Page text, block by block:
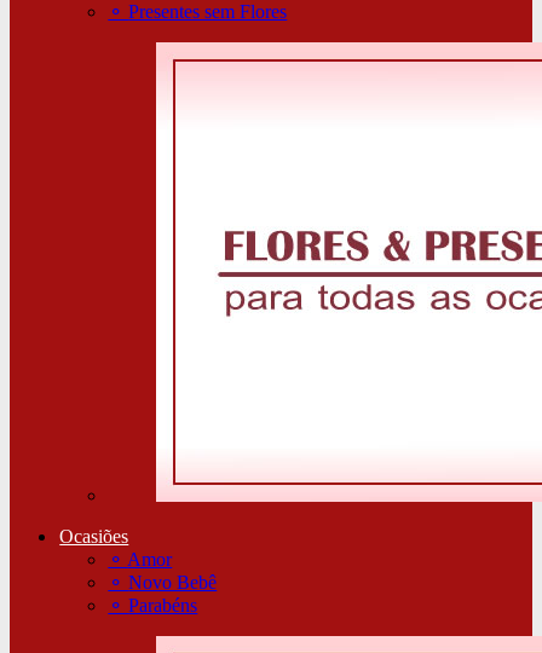
⚬Presentes sem Flores
Ocasiões
⚬ Amor
⚬Novo Bebê
⚬Parabéns